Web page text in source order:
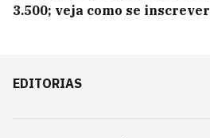
3.500; veja como se inscrever
EDITORIAS